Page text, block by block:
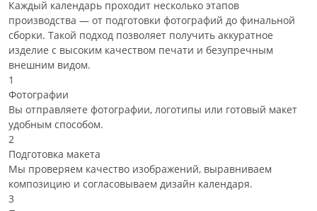
Каждый календарь проходит несколько этапов
производства — от подготовки фотографий до финальной
сборки. Такой подход позволяет получить аккуратное
изделие с высоким качеством печати и безупречным
внешним видом.
1
Фотографии
Вы отправляете фотографии, логотипы или готовый макет
удобным способом.
2
Подготовка макета
Мы проверяем качество изображений, выравниваем
композицию и согласовываем дизайн календаря.
3